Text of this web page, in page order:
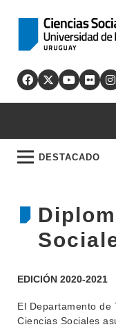
DESTACADO
EDICIÓN 2020-2021
El Departamento de
Ciencias Sociales